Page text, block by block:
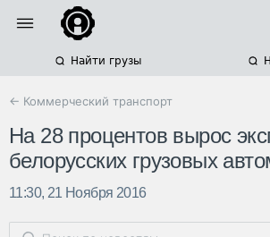
Найти грузы
← Коммерческий транспорт
На 28 процентов вырос
белорусских грузовых
11:30, 21 Ноября 2016